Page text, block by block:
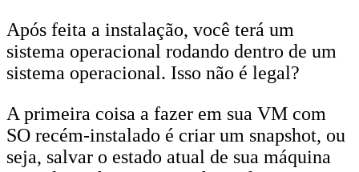
Após feita a instalação, você terá um
sistema operacional rodando dentro de um
sistema operacional. Isso não é legal?
A primeira coisa a fazer em sua VM com
SO recém-instalado é criar um snapshot, ou
seja, salvar o estado atual de sua máquina